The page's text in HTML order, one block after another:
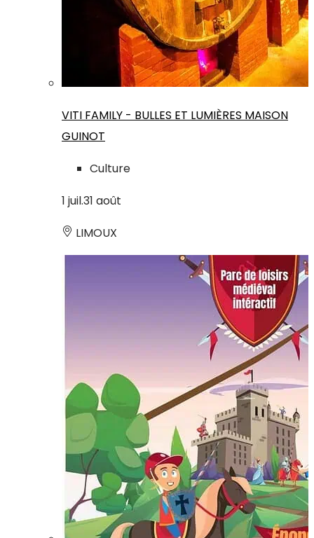
VITI FAMILY - BULLES ET LUMIÈRES MAISON
GUINOT
Culture
1 juil.31 août
LIMOUX